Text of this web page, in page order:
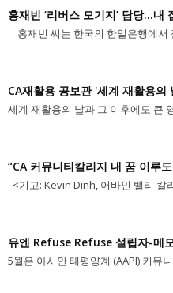
홍재빈 ‘리버스 모기지’ 담당...내
홍재빈 씨는 한국의 한일은행에서
CA재활용 공보관 '세계 재활용의
세계 재활용의 날과 그 이후에도 큰
“CA 커뮤니티칼리지 내 꿈 이루
<기고: Kevin Dinh, 어바인 밸리 칼
유엔 Refuse Refuse 설립자-메
5월은 아시안 태평양계 (AAPI) 커뮤